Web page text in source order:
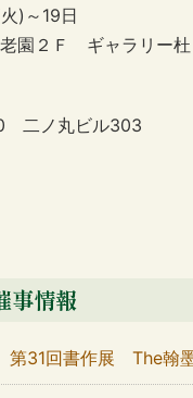
)～19日
２Ｆ ギャラリー杜
二ノ丸ビル303
事情報
第31回書作展 The翰